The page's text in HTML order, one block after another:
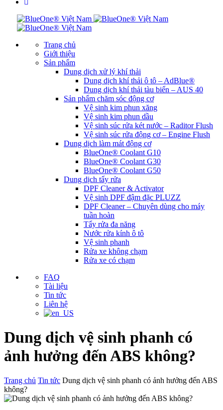
Trang chủ
Giới thiệu
Sản phẩm
Dung dịch xử lý khí thải
Dung dịch khí thải ô tô – AdBlue®
Dung dịch khí thải tàu biển – AUS 40
Sản phẩm chăm sóc động cơ
Vệ sinh kim phun xăng
Vệ sinh kim phun dầu
Vệ sinh súc rửa két nước – Raditor Flush
Vệ sinh súc rửa động cơ – Engine Flush
Dung dịch làm mát động cơ
BlueOne® Coolant G10
BlueOne® Coolant G30
BlueOne® Coolant G50
Dung dịch tẩy rửa
DPF Cleaner & Activator
Vệ sinh DPF đậm đặc PLUZZ
DPF Cleaner – Chuyên dùng cho máy
tuần hoàn
Tẩy rửa đa năng
Nước rửa kính ô tô
Vệ sinh phanh
Rửa xe không chạm
Rửa xe có chạm
FAQ
Tài liệu
Tin tức
Liên hệ
Dung dịch vệ sinh phanh có
ảnh hưởng đến ABS không?
Trang chủ Tin tức Dung dịch vệ sinh phanh có ảnh hưởng đến ABS
không?